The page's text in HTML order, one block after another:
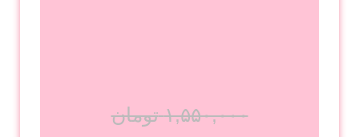
۱,۵۵۰,۰۰۰ تومان